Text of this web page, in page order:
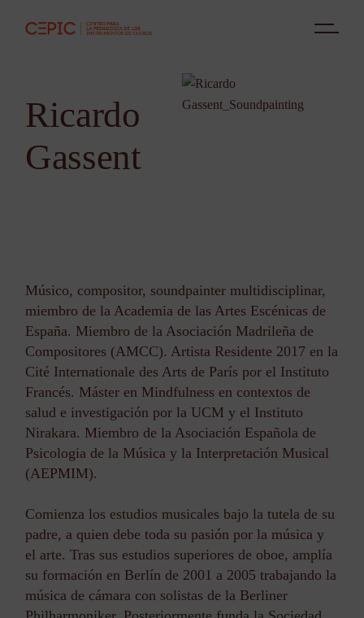
Ricardo
Gassent
Músico, compositor, soundpainter multidisciplinar,
miembro de la Academia de las Artes Escénicas de
España. Miembro de la Asociación Madrileña de
Compositores (AMCC). Artista Residente 2017 en la
Cité Internationale des Arts de París por el Instituto
Francés. Máster en Mindfulness en contextos de
salud e investigación por la UCM y el Instituto
Nirakara. Miembro de la Asociación Española de
Psicologia de la Música y la Interpretación Musical
(AEPMIM).
Comienza los estudios musicales bajo la tutela de su
padre, a quien debe toda su pasión por la música y
el arte. Tras sus estudios superiores de oboe, amplía
su formación en Berlín de 2001 a 2005 trabajando la
música de cámara con solistas de la Berliner